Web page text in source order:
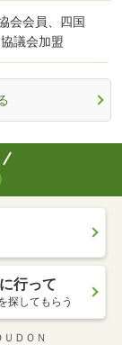
会会員、四国
議会加盟
行って
探してもらう
ＤＯＮ